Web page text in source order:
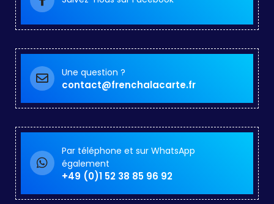
Une question ?
contact@frenchalacarte.fr
Par téléphone et sur WhatsApp
également
+49 (0)1 52 38 85 96 92